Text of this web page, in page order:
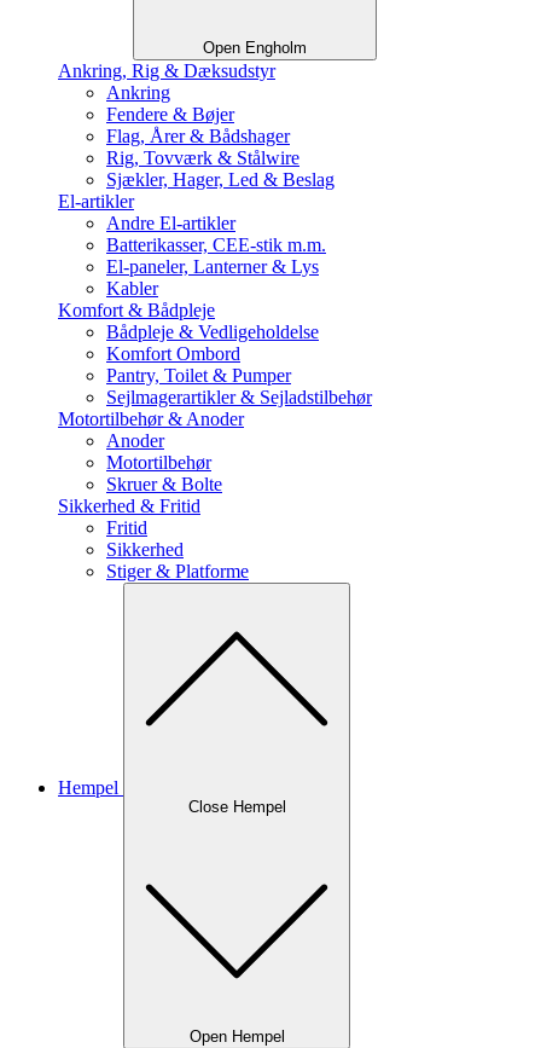
Open Engholm
Ankring, Rig & Dæksudstyr
Ankring
Fendere & Bøjer
Flag, Årer & Bådshager
Rig, Tovværk & Stålwire
Sjækler, Hager, Led & Beslag
El-artikler
Andre El-artikler
Batterikasser, CEE-stik m.m.
El-paneler, Lanterner & Lys
Kabler
Komfort & Bådpleje
Bådpleje & Vedligeholdelse
Komfort Ombord
Pantry, Toilet & Pumper
Sejlmagerartikler & Sejladstilbehør
Motortilbehør & Anoder
Anoder
Motortilbehør
Skruer & Bolte
Sikkerhed & Fritid
Fritid
Sikkerhed
Stiger & Platforme
Hempel
Close Hempel
Open Hempel